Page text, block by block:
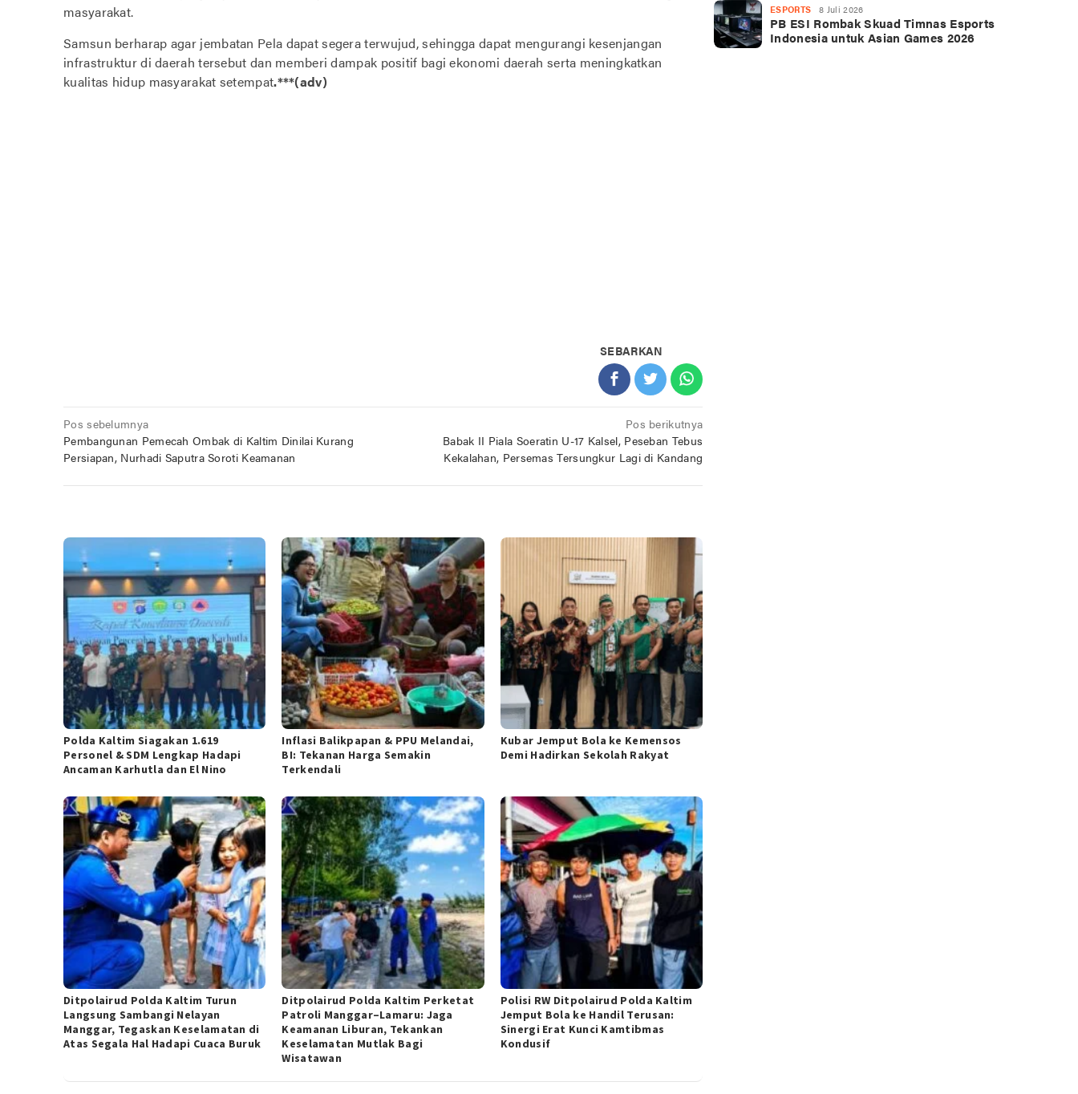
masyarakat.
Samsun berharap agar jembatan Pela dapat segera terwujud, sehingga dapat mengurangi kesenjangan
infrastruktur di daerah tersebut dan memberi dampak positif bagi ekonomi daerah serta meningkatkan
kualitas hidup masyarakat setempat.***(adv)
SEBARKAN
Navigasi
pos
Pos sebelumnya
Pembangunan Pemecah Ombak di Kaltim Dinilai Kurang
Persiapan, Nurhadi Saputra Soroti Keamanan
Pos berikutnya
Babak II Piala Soeratin U-17 Kalsel, Peseban Tebus
Kekalahan, Persemas Tersungkur Lagi di Kandang
Polda Kaltim Siagakan 1.619
Personel & SDM Lengkap Hadapi
Ancaman Karhutla dan El Nino
Inflasi Balikpapan & PPU Melandai,
BI: Tekanan Harga Semakin
Terkendali
Kubar Jemput Bola ke Kemensos
Demi Hadirkan Sekolah Rakyat
Ditpolairud Polda Kaltim Turun
Langsung Sambangi Nelayan
Manggar, Tegaskan Keselamatan di
Atas Segala Hal Hadapi Cuaca Buruk
Ditpolairud Polda Kaltim Perketat
Patroli Manggar–Lamaru: Jaga
Keamanan Liburan, Tekankan
Keselamatan Mutlak Bagi
Wisatawan
Polisi RW Ditpolairud Polda Kaltim
Jemput Bola ke Handil Terusan:
Sinergi Erat Kunci Kamtibmas
Kondusif
ESPORTS 8 Juli 2026
PB ESI Rombak Skuad Timnas Esports
Indonesia untuk Asian Games 2026